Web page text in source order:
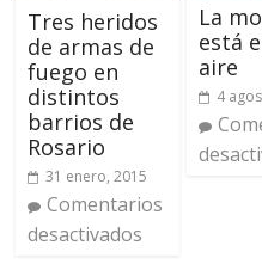
Tres heridos
de armas de
fuego en
distintos
barrios de
Rosario
31 enero, 2015
Comentarios
desactivados
La
está
aire
4